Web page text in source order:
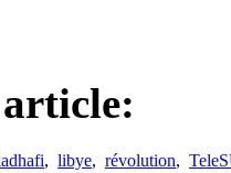
, libye, révolution,